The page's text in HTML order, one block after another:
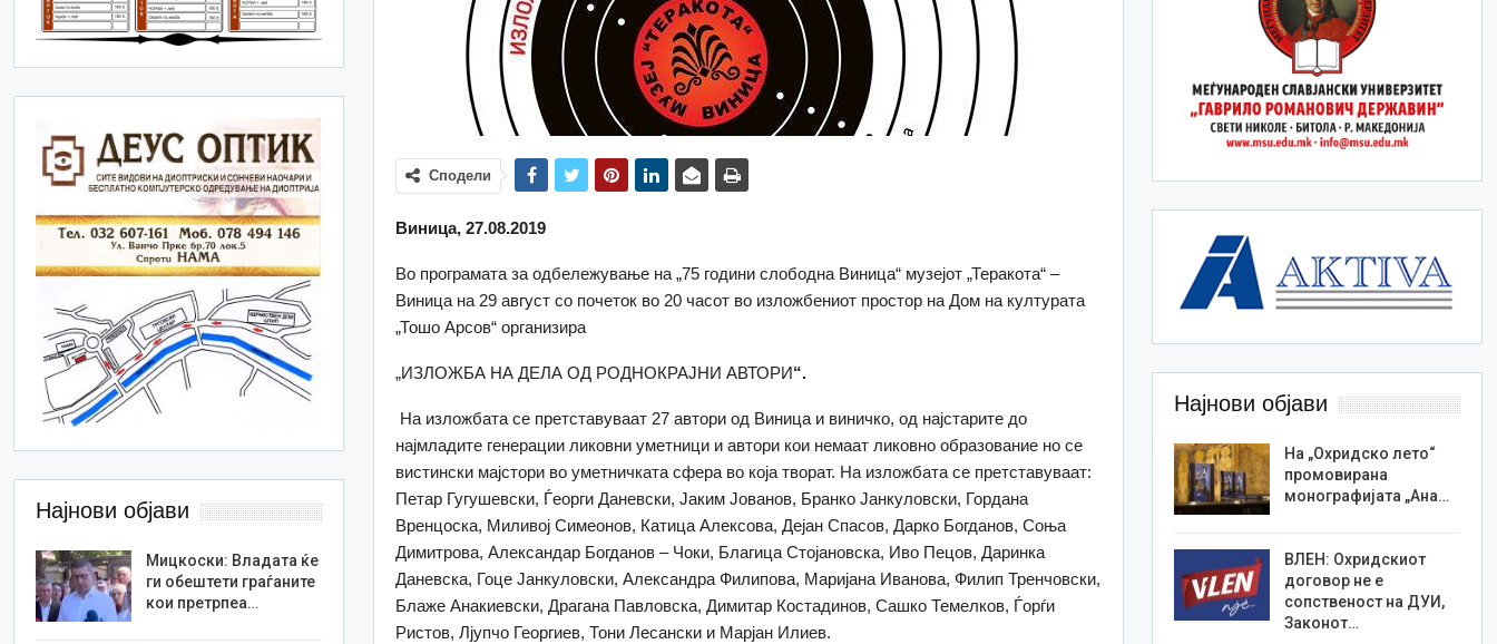
Сподели
Виница, 27.08.2019
Во програмата за одбележување на „75 години слободна Виница“ музејот „Теракота“ –
Виница на 29 август со почеток во 20 часот во изложбениот простор на Дом на културата
„Тошо Арсов“ организира
„ИЗЛОЖБА НА ДЕЛА ОД РОДНОКРАЈНИ АВТОРИ“.
На изложбата се претставуваат 27 автори од Виница и виничко, од најстарите до
најмладите генерации ликовни уметници и автори кои немаат ликовно образование но се
вистински мајстори во уметничката сфера во која творат. На изложбата се претставуваат:
Петар Гугушевски, Ѓеорги Даневски, Јаким Јованов, Бранко Јанкуловски, Гордана
Вренцоска, Миливој Симеонов, Катица Алексова, Дејан Спасов, Дарко Богданов, Соња
Димитрова, Александар Богданов – Чоки, Благица Стојановска, Иво Пецов, Даринка
Даневска, Гоце Јанкуловски, Александра Филипова, Маријана Иванова, Филип Тренчовски,
Блаже Анакиевски, Драгана Павловска, Димитар Костадинов, Сашко Темелков, Ѓорѓи
Ристов, Лјупчо Георгиев, Тони Лесански и Марјан Илиев.
Најнови објави
На „Охридско лето“
промовирана
монографијата „Ана…
ВЛЕН: Охридскиот
договор не е
сопственост на ДУИ,
Законот…
Најнови објави
Мицкоски: Владата ќе
ги обештети граѓаните
кои претрпеа…